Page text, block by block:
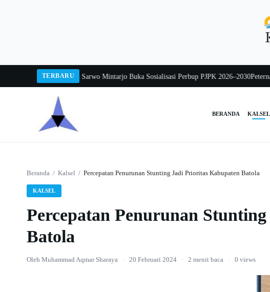
TERBARU
Pj Sekda Sarwo Mintarjo Buka Sosialisasi Perbup PJPK 2026–2030Peternak
BERANDA KALSEL
Beranda / Kalsel / Percepatan Penurunan Stunting Jadi Prioritas Kabupaten Batola
KALSEL
Percepatan Penurunan
Batola
Oleh Muhammad Aqmar Sharaya · 20 Februari 2024 · 2 menit baca · 0 views